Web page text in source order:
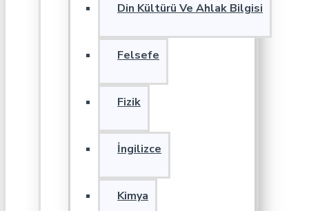
Din Kültürü Ve Ahlak Bilgisi
Felsefe
Fizik
İngilizce
Kimya